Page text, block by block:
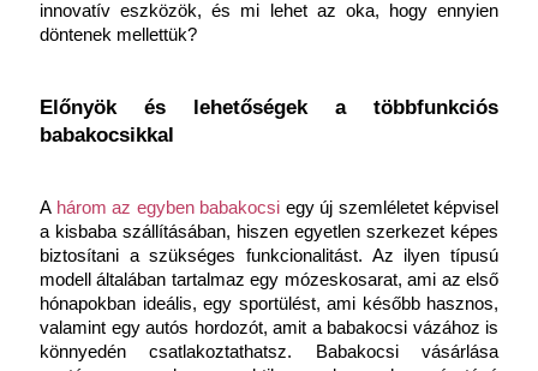
innovatív eszközök, és mi lehet az oka, hogy ennyien
döntenek mellettük?
Előnyök és lehetőségek a többfunkciós
babakocsikkal
A három az egyben babakocsi egy új szemléletet képvisel
a kisbaba szállításában, hiszen egyetlen szerkezet képes
biztosítani a szükséges funkcionalitást. Az ilyen típusú
modell általában tartalmaz egy mózeskosarat, ami az első
hónapokban ideális, egy sportülést, ami később hasznos,
valamint egy autós hordozót, amit a babakocsi vázához is
könnyedén csatlakoztathatsz.
Babakocsi vásárlása